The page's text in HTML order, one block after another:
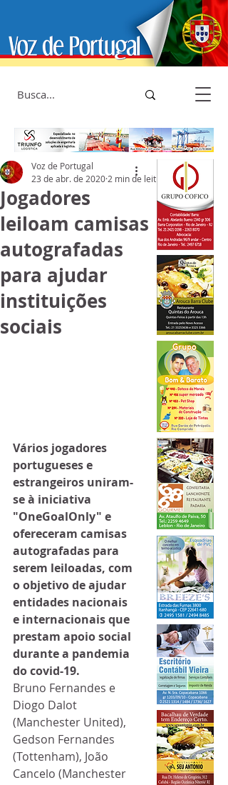
Jogadores
leiloam camisas
autografadas
para ajudar
instituições
sociais
Voz de Portugal
23 de abr. de 2020 2 min de leitura
Vários jogadores
portugueses e
estrangeiros uniram-
se à iniciativa
"OneGoalOnly" e
ofereceram camisas
autografadas para
serem leiloadas, com
o objetivo de ajudar
entidades nacionais
e internacionais que
prestam apoio social
durante a pandemia
do covid-19.
Bruno Fernandes e
Diogo Dalot
(Manchester United),
Gedson Fernandes
(Tottenham), João
Cancelo (Manchester